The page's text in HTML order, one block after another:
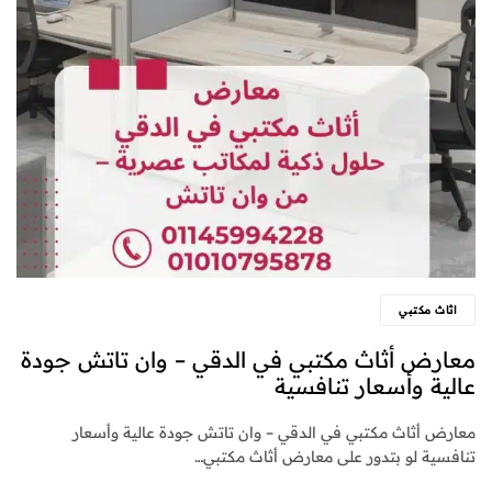
اثاث مكتبي
معارض أثاث مكتبي في الدقي – وان تاتش جودة
عالية وأسعار تنافسية
معارض أثاث مكتبي في الدقي – وان تاتش جودة عالية وأسعار
تنافسية لو بتدور على معارض أثاث مكتبي…